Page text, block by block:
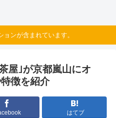
ンが含まれています。
屋｣が京都嵐山にオ
徴を紹介
はてブ